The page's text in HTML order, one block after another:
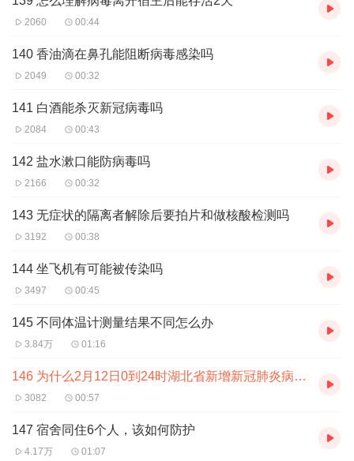
必须要出现树兰医疗的
2060 00:44
140 香油滴在鼻孔能阻断病毒感染吗
2049 00:32
141 白酒能杀灭新冠病毒吗
2084 00:43
142 盐水漱口能防病毒吗
2166 00:32
143 无症状的隔离者解除后要拍片和做核酸检测吗
3192 00:38
144 坐飞机有可能被传染吗
3497 00:45
145 不同体温计测量结果不同怎么办
3.84万 01:16
146 为什么2月12日0到24时湖北省新增新冠肺炎病例明显增加了
3082 00:57
147 宿舍同住6个人，该如何防护
4.17万 01:07